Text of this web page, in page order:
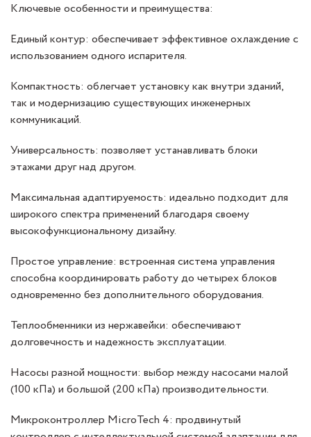
Ключевые особенности и преимущества:
Единый контур: обеспечивает эффективное охлаждение с
использованием одного испарителя.
Компактность: облегчает установку как внутри зданий,
так и модернизацию существующих инженерных
коммуникаций.
Универсальность: позволяет устанавливать блоки
этажами друг над другом.
Максимальная адаптируемость: идеально подходит для
широкого спектра применений благодаря своему
высокофункциональному дизайну.
Простое управление: встроенная система управления
способна координировать работу до четырех блоков
одновременно без дополнительного оборудования.
Теплообменники из нержавейки: обеспечивают
долговечность и надежность эксплуатации.
Насосы разной мощности: выбор между насосами малой
(100 кПа) и большой (200 кПа) производительности.
Микроконтроллер MicroTech 4: продвинутый